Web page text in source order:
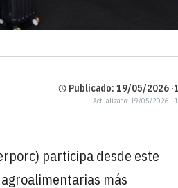
Publicado: 19/05/2026 ·
Actualizado: 19/05/2026 ·
participa desde este
más